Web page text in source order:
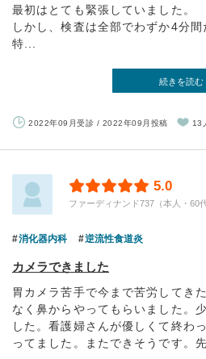
最初はとても緊張していました。
しかし、検査は全部でわずか4分間
特...
続きを読む
2022年09月受診 / 2022年09月投稿 13
5.0
ファーディナンド737（本人・60
消化器内科 逆流性食道炎
カメラできました
胃カメラ苦手で今まで苦労してき
なく鼻からやってもらいました。
した。看護婦さんが優しくて終わ
ってました。またできそうです。